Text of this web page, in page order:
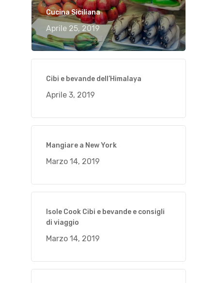
Cucina Siciliana
Aprile 25, 2019
Cibi e bevande dell’Himalaya
Aprile 3, 2019
Mangiare a New York
Marzo 14, 2019
Isole Cook Cibi e bevande e consigli
di viaggio
Marzo 14, 2019